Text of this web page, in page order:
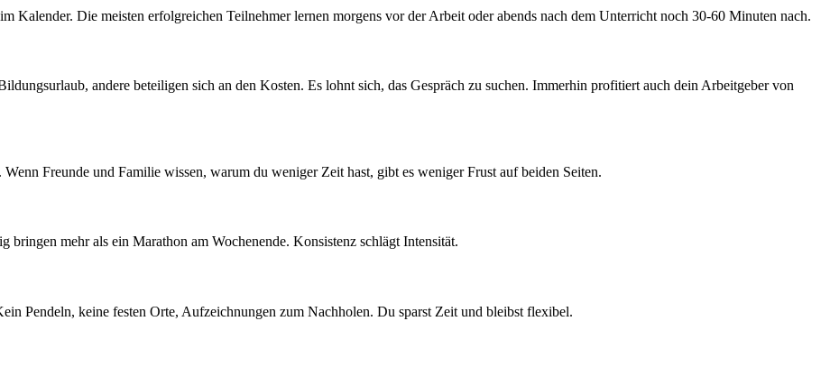
Kalender. Die meisten erfolgreichen Teilnehmer lernen morgens vor der Arbeit oder abends nach dem Unterricht noch 30-60 Minuten nach.
andere beteiligen sich an den Kosten. Es lohnt sich, das Gespräch zu suchen. Immerhin profitiert auch dein Arbeitgeber von
Freunde und Familie wissen, warum du weniger Zeit hast, gibt es weniger Frust auf beiden Seiten.
mehr als ein Marathon am Wochenende. Konsistenz schlägt Intensität.
Pendeln, keine festen Orte, Aufzeichnungen zum Nachholen. Du sparst Zeit und bleibst flexibel.